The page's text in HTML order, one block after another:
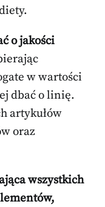
o jakości
w wartości
dbać o linię.
artykułów
oraz
wszystkich